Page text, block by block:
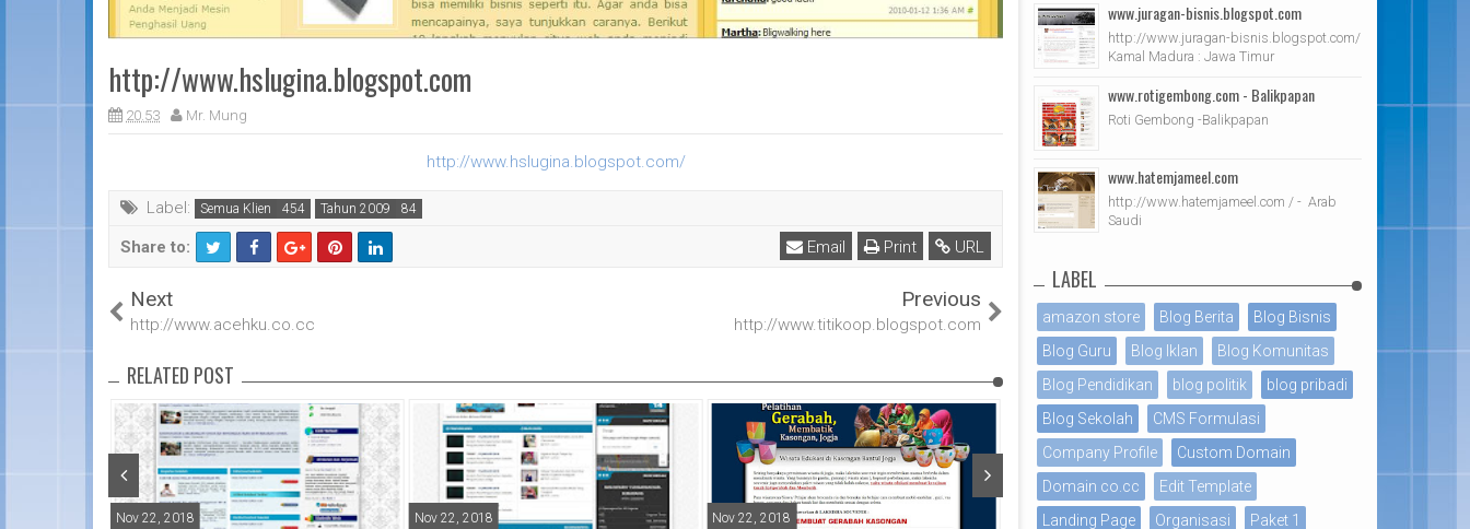
http://www.hslugina.blogspot.com
20.53 Mr. Mung
http://www.hslugina.blogspot.com/
Label: Semua Klien Tahun 2009
Share to:
tt
c
o
o
k
URL
Print
Email
Next
http://www.acehku.co.cc
Previous
http://www.titikoop.blogspot.com
RELATED POST
Nov 22, 2018 Nov 22, 2018 Nov 22, 2018 Nov 20, 2018
www.juragan-bisnis.blogspot.com
http://www.juragan-bisnis.blogspot.com/
Kamal Madura : Jawa Timur
www.rotigembong.com - Balikpapan
Roti Gembong -Balikpapan
www.hatemjameel.com
http://www.hatemjameel.com / - Arab
Saudi
LABEL
amazon store Blog Berita
Blog Bisnis
Blog Guru
Blog Iklan
Blog Komunitas
Blog Pendidikan
blog politik
blog pribadi
Blog Sekolah
CMS Formulasi
Company Profile
Custom Domain
Domain co.cc
Edit Template
Landing Page
Organisasi
Paket 1